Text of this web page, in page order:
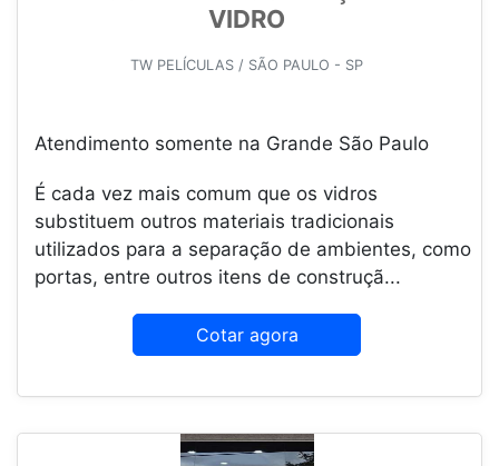
VIDRO
TW PELÍCULAS / SÃO PAULO - SP
Atendimento somente na Grande São Paulo
É cada vez mais comum que os vidros
substituem outros materiais tradicionais
utilizados para a separação de ambientes, como
portas, entre outros itens de construçã...
Cotar agora